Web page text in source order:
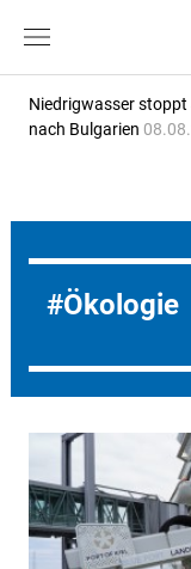
Niedrigwasser
nach Bulgarien
Ökologie